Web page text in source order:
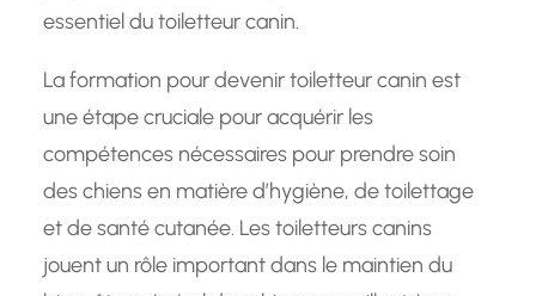
essentiel du toiletteur canin.
La formation pour devenir toiletteur canin est
une étape cruciale pour acquérir les
compétences nécessaires pour prendre soin
des chiens en matière d’hygiène, de toilettage
et de santé cutanée. Les toiletteurs canins
jouent un rôle important dans le maintien du